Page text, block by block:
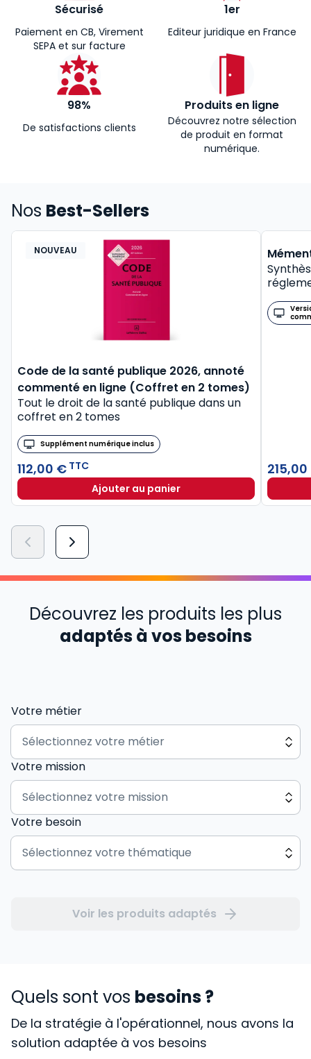
Sécurisé
Paiement en CB, Virement
SEPA et sur facture
1er
Editeur juridique en France
98%
De satisfactions clients
Produits en ligne
Découvrez notre sélection
de produit en format
numérique.
Nos Best-Sellers
NOUVEAU
Code de la santé publique 2026, annoté
commenté en ligne (Coffret en 2 tomes)
Tout le droit de la santé publique dans un
coffret en 2 tomes
Supplément numérique inclus
112,00 € TTC
Ajouter au panier
BEST-
Découvrez les produits les plus
adaptés à vos besoins
Votre métier
Votre mission
Votre besoin
Voir les produits adaptés
Quels sont vos besoins ?
De la stratégie à l'opérationnel, nous avons la
solution adaptée à vos besoins